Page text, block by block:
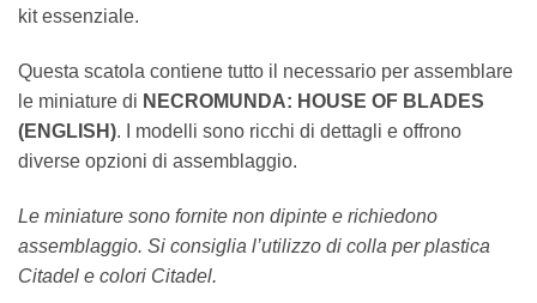
kit essenziale.
Questa scatola contiene tutto il necessario per assemblare
le miniature di NECROMUNDA: HOUSE OF BLADES
(ENGLISH). I modelli sono ricchi di dettagli e offrono
diverse opzioni di assemblaggio.
Le miniature sono fornite non dipinte e richiedono
assemblaggio. Si consiglia l’utilizzo di colla per plastica
Citadel e colori Citadel.